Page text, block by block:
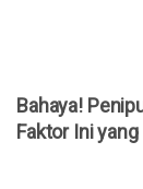
Bahaya!
Faktor Ini